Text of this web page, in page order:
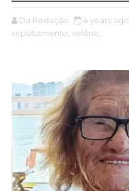
Da Redação 4 years ago
sepultamento, velório,